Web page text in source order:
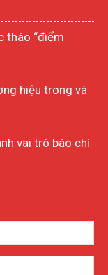
tháo “điểm
hiệu trong và
vai trò báo chí